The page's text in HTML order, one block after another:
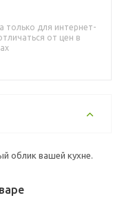
только для интернет-
от цен в
облик вашей кухне.